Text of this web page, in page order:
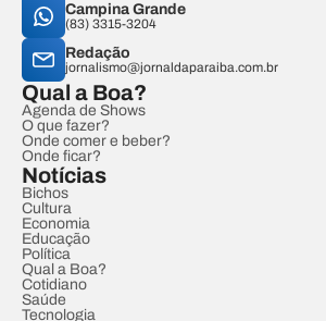
Campina Grande
(83) 3315-3204
Redação
jornalismo@jornaldaparaiba.com.br
Qual a Boa?
Agenda de Shows
O que fazer?
Onde comer e beber?
Onde ficar?
Notícias
Bichos
Cultura
Economia
Educação
Política
Qual a Boa?
Cotidiano
Saúde
Tecnologia